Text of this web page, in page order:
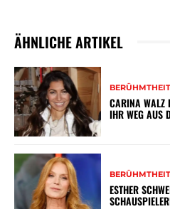
ÄHNLICHE ARTIKEL
BERÜHMTHEIT
CARINA WALZ
IHR WEG AUS
BERÜHMTHEIT
ESTHER